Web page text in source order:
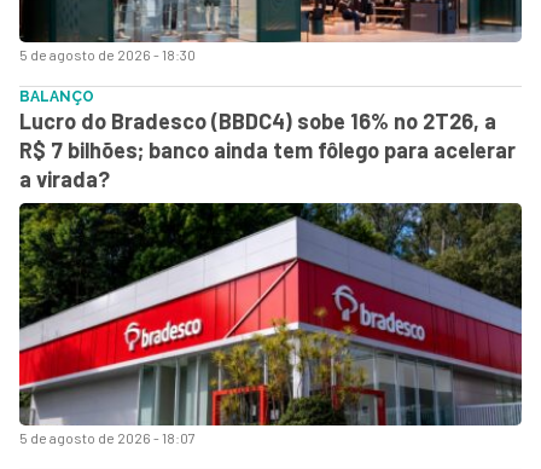
5 de agosto de 2026 - 18:30
5 de agosto de 2026 - 18:07
BALANÇO
Lucro do Bradesco (BBDC4) sobe 16% no 2T26, a
R$ 7 bilhões; banco ainda tem fôlego para acelerar
a virada?